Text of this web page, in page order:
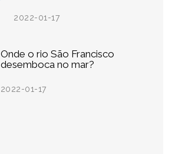
2022-01-17
Onde o rio São Francisco
desemboca no mar?
2022-01-17